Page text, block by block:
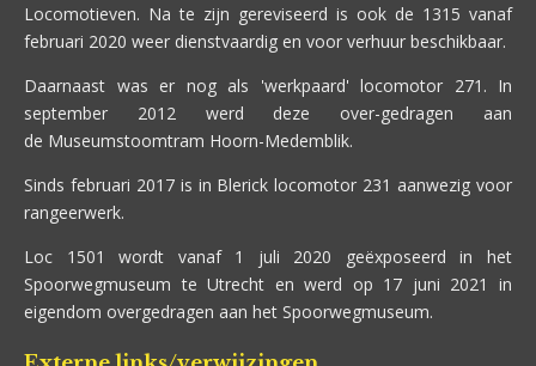
Locomotieven. Na te zijn gereviseerd is ook de 1315 vanaf
februari 2020 weer dienstvaardig en voor verhuur beschikbaar.
Daarnaast was er nog als 'werkpaard' locomotor 271. In
september 2012 werd deze over-gedragen aan
de Museumstoomtram Hoorn-Medemblik.
Sinds februari 2017 is in Blerick locomotor 231 aanwezig voor
rangeerwerk.
Loc 1501 wordt vanaf 1 juli 2020 geëxposeerd in het
Spoorwegmuseum te Utrecht en werd op 17 juni 2021 in
eigendom overgedragen aan het Spoorwegmuseum.